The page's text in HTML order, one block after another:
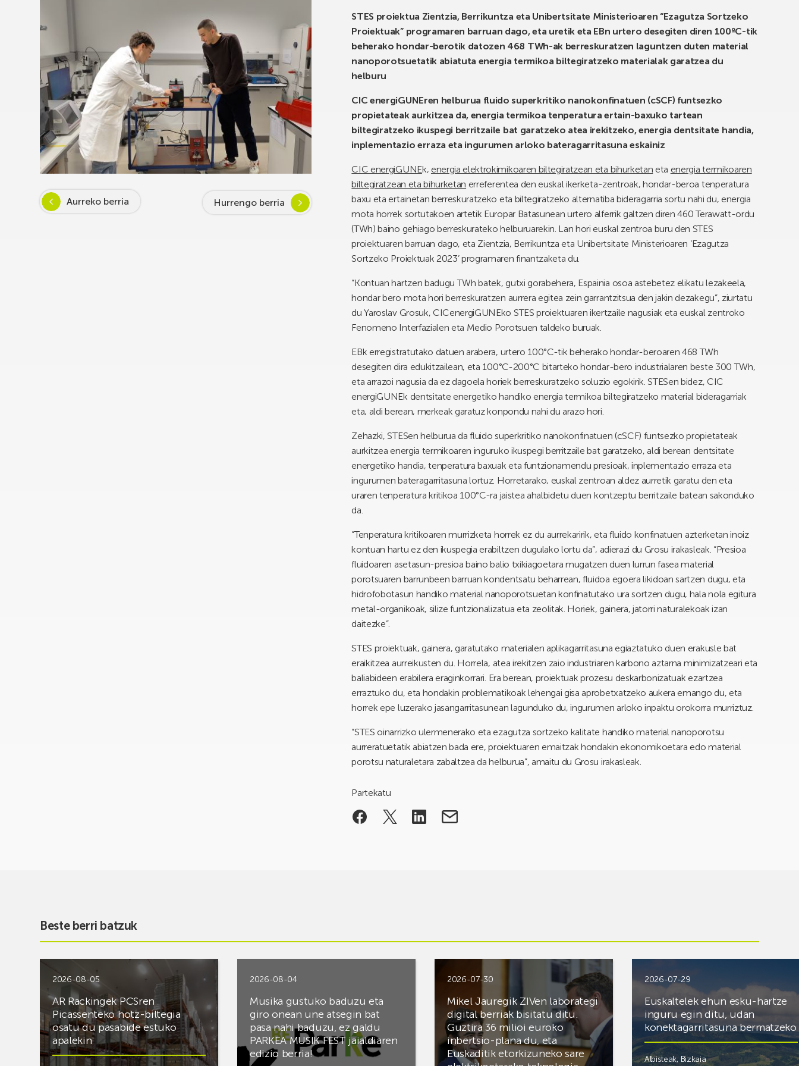
Aurreko berria Hurrengo berria
STES proiektua Zientzia, Berrikuntza eta Unibertsitate Ministerioaren “Ezagutza Sortzeko
Proiektuak” programaren barruan dago, eta uretik eta EBn urtero desegiten diren 100ºC-tik
beherako hondar-berotik datozen 468 TWh-ak berreskuratzen laguntzen duten material
nanoporotsuetatik abiatuta energia termikoa biltegiratzeko materialak garatzea du
helburu
CIC energiGUNEren helburua fluido superkritiko nanokonfinatuen (cSCF) funtsezko
propietateak aurkitzea da, energia termikoa tenperatura ertain-baxuko tartean
biltegiratzeko ikuspegi berritzaile bat garatzeko atea irekitzeko, energia dentsitate handia,
inplementazio erraza eta ingurumen arloko bateragarritasuna eskainiz
CIC energiGUNEk, energia elektrokimikoaren biltegiratzean eta bihurketan eta energia termikoaren
biltegiratzean eta bihurketan erreferentea den euskal ikerketa-zentroak, hondar-beroa tenperatura
baxu eta ertainetan berreskuratzeko eta biltegiratzeko alternatiba bideragarria sortu nahi du, energia
mota horrek sortutakoen artetik Europar Batasunean urtero alferrik galtzen diren 460 Terawatt-ordu
(TWh) baino gehiago berreskurateko helburuarekin. Lan hori euskal zentroa buru den STES
proiektuaren barruan dago, eta Zientzia, Berrikuntza eta Unibertsitate Ministerioaren ‘Ezagutza
Sortzeko Proiektuak 2023’ programaren finantzaketa du.
“Kontuan hartzen badugu TWh batek, gutxi gorabehera, Espainia osoa astebetez elikatu lezakeela,
hondar bero mota hori berreskuratzen aurrera egitea zein garrantzitsua den jakin dezakegu”, ziurtatu
du Yaroslav Grosuk, CICenergiGUNEko STES proiektuaren ikertzaile nagusiak eta euskal zentroko
Fenomeno Interfazialen eta Medio Porotsuen taldeko buruak.
EBk erregistratutako datuen arabera, urtero 100°C-tik beherako hondar-beroaren 468 TWh
desegiten dira edukitzailean, eta 100°C-200°C bitarteko hondar-bero industrialaren beste 300 TWh,
eta arrazoi nagusia da ez dagoela horiek berreskuratzeko soluzio egokirik. STESen bidez, CIC
energiGUNEk dentsitate energetiko handiko energia termikoa biltegiratzeko material bideragarriak
eta, aldi berean, merkeak garatuz konpondu nahi du arazo hori.
Zehazki, STESen helburua da fluido superkritiko nanokonfinatuen (cSCF) funtsezko propietateak
aurkitzea energia termikoaren inguruko ikuspegi berritzaile bat garatzeko, aldi berean dentsitate
energetiko handia, tenperatura baxuak eta funtzionamendu presioak, inplementazio erraza eta
ingurumen bateragarritasuna lortuz. Horretarako, euskal zentroan aldez aurretik garatu den eta
uraren tenperatura kritikoa 100°C-ra jaistea ahalbidetu duen kontzeptu berritzaile batean sakonduko
da.
“Tenperatura kritikoaren murrizketa horrek ez du aurrekaririk, eta fluido konfinatuen azterketan inoiz
kontuan hartu ez den ikuspegia erabiltzen dugulako lortu da”, adierazi du Grosu irakasleak. “Presioa
fluidoaren asetasun-presioa baino balio txikiagoetara mugatzen duen lurrun fasea material
porotsuaren barrunbeen barruan kondentsatu beharrean, fluidoa egoera likidoan sartzen dugu, eta
hidrofobotasun handiko material nanoporotsuetan konfinatutako ura sortzen dugu, hala nola egitura
metal-organikoak, silize funtzionalizatua eta zeolitak. Horiek, gainera, jatorri naturalekoak izan
daitezke”.
STES proiektuak, gainera, garatutako materialen aplikagarritasuna egiaztatuko duen erakusle bat
eraikitzea aurreikusten du. Horrela, atea irekitzen zaio industriaren karbono aztarna minimizatzeari eta
baliabideen erabilera eraginkorrari. Era berean, proiektuak prozesu deskarbonizatuak ezartzea
erraztuko du, eta hondakin problematikoak lehengai gisa aprobetxatzeko aukera emango du, eta
horrek epe luzerako jasangarritasunean lagunduko du, ingurumen arloko inpaktu orokorra murriztuz.
“STES oinarrizko ulermenerako eta ezagutza sortzeko kalitate handiko material nanoporotsu
aurreratuetatik abiatzen bada ere, proiektuaren emaitzak hondakin ekonomikoetara edo material
porotsu naturaletara zabaltzea da helburua”, amaitu du Grosu irakasleak.
Partekatu
Beste berri batzuk
2026-08-05
AR Rackingek PCSren
Picassenteko hotz-biltegia
osatu du pasabide estuko
apalekin
2026-08-04
Musika gustuko baduzu eta
giro onean une atsegin bat
pasa nahi baduzu, ez galdu
PARKEA MUSIK FEST jaialdiaren
edizio berria!
2026-07-30
Mikel Jauregik ZIVen laborategi
digital berriak bisitatu ditu.
Guztira 36 milioi euroko
inbertsio-plana du, eta
Euskaditik etorkizuneko sare
2026-07-29
Euskaltelek ehun esku-hartze
inguru egin ditu, udan
konektagarritasuna bermatzeko
Albisteak, Bizkaia